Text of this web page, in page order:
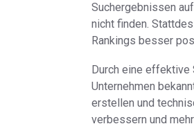
Suchergebnissen
nicht finden.
Rankings besser
Durch eine effektive
Unternehmen
erstellen und
verbessern und